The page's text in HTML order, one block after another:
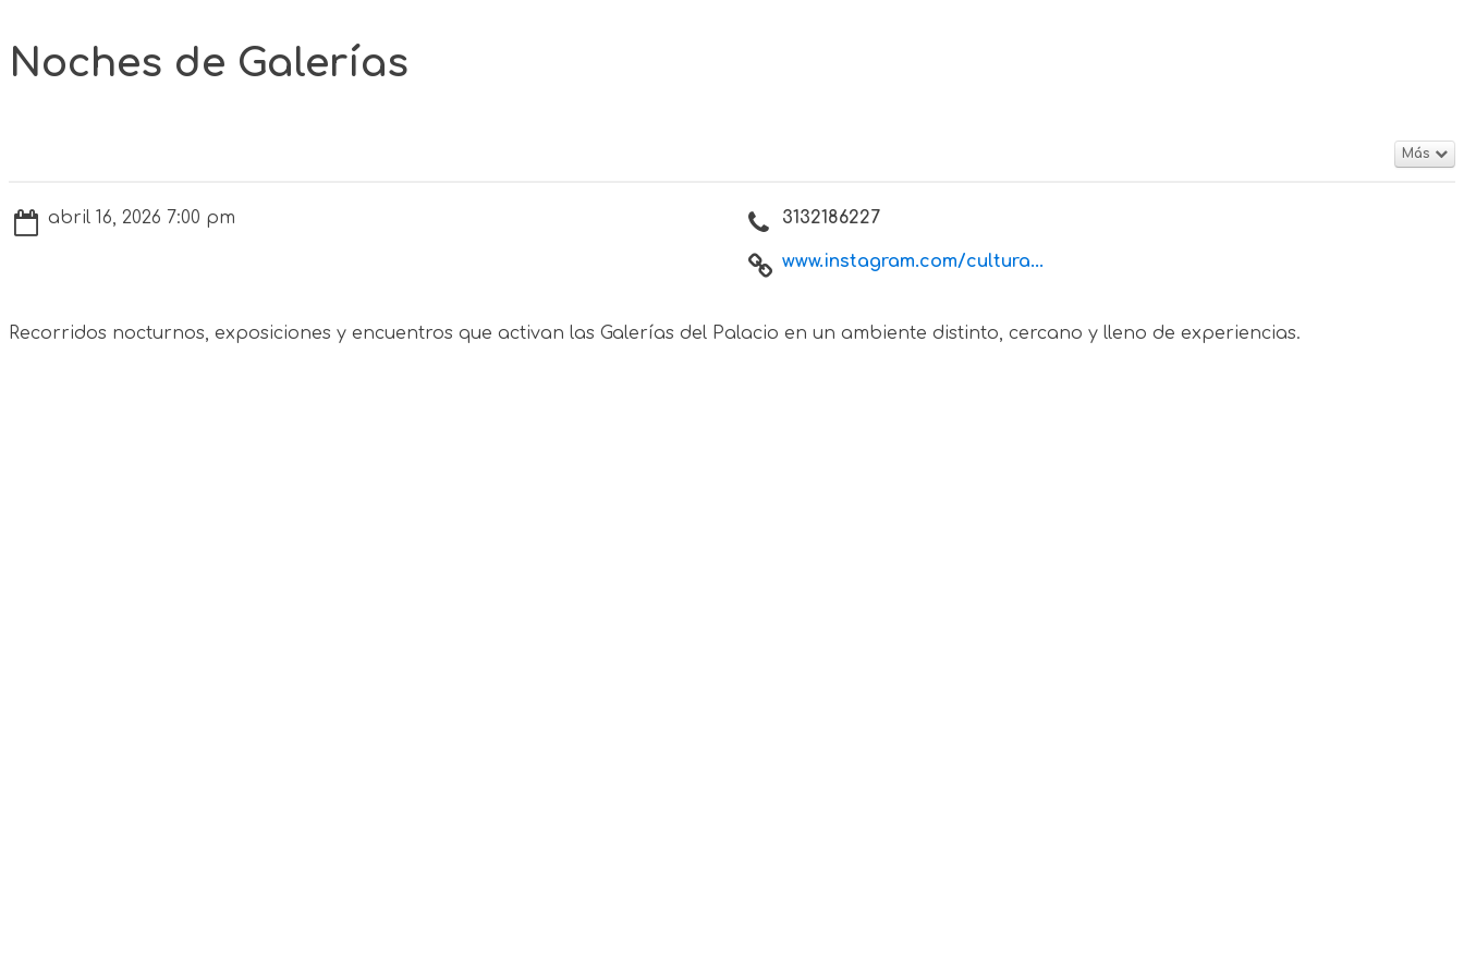
Noches de Galerías
Más
abril 16, 2026 7:00 pm 3132186227
www.instagram.com/cultura...
Recorridos nocturnos, exposiciones y encuentros que activan las Galerías del Palacio en un ambiente distinto, cercano y lleno de experiencias.